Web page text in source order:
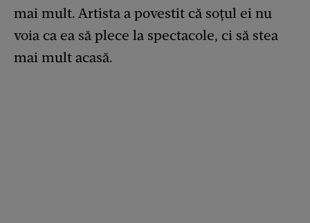
mai mult. Artista a povestit că soțul ei nu
voia ca ea să plece la spectacole, ci să stea
mai mult acasă.